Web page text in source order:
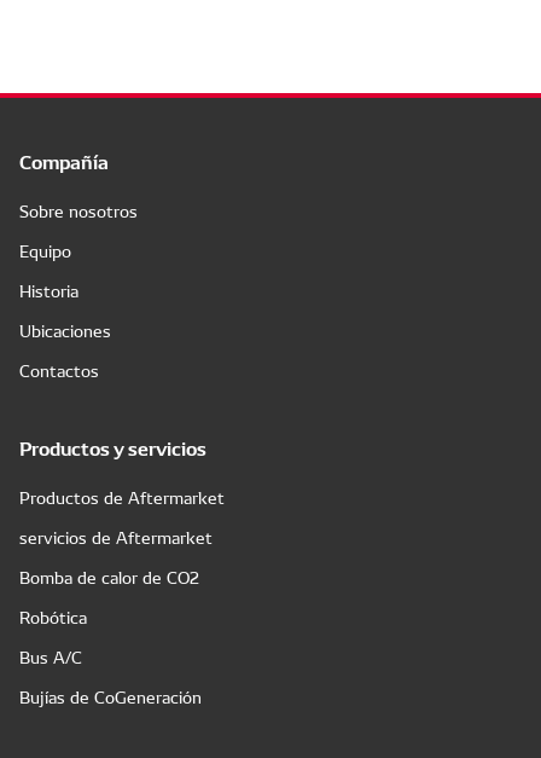
Compañía
Sobre nosotros
Equipo
Historia
Ubicaciones
Contactos
Productos y servicios
Productos de Aftermarket
servicios de Aftermarket
Bomba de calor de CO2
Robótica
Bus A/C
Bujías de CoGeneración